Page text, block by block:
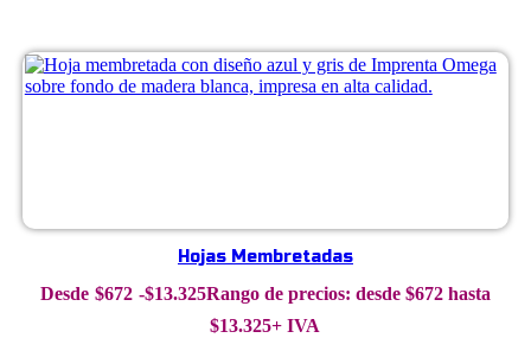
Hojas Membretadas
$672 -$13.325Rango de precios: desde $672 hasta
$13.325+ IVA